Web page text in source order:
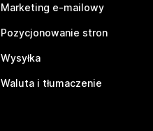
Marketing e-mailowy
Pozycjonowanie stron
Wysyłka
Waluta i tłumaczenie